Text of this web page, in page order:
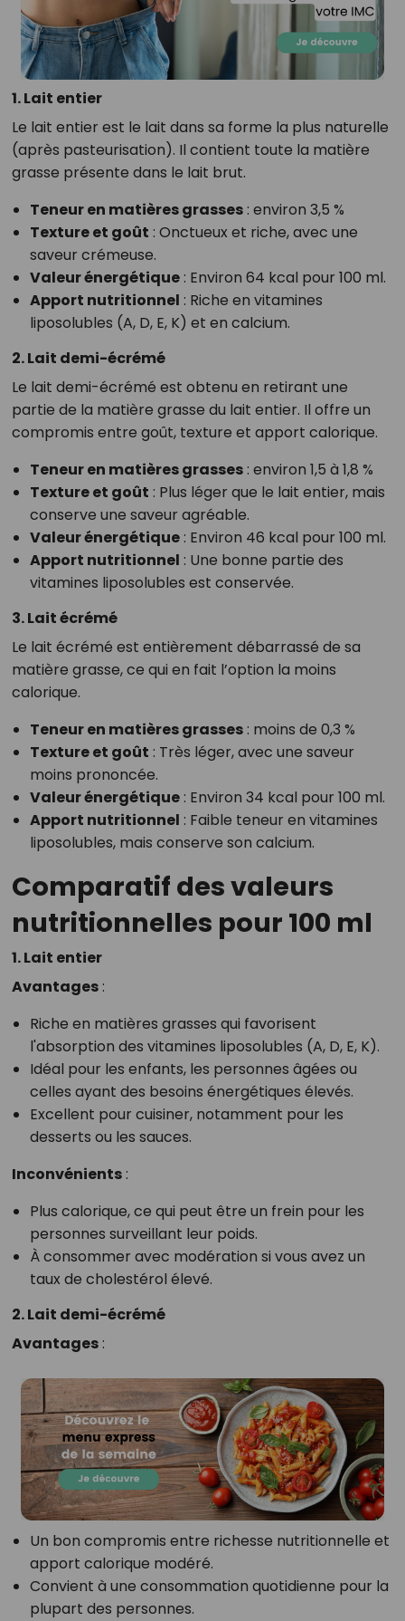
1. Lait entier
Le lait entier est le lait dans sa forme la plus naturelle
(après pasteurisation). Il contient toute la matière
grasse présente dans le lait brut.
Teneur en matières grasses: environ 3,5 %
Texture et goût : Onctueux et riche, avec une
saveur crémeuse.
Valeur énergétique: Environ 64 kcal pour 100 ml.
Apport nutritionnel : Riche en vitamines
liposolubles (A, D, E, K) et en calcium.
2. Lait demi-écrémé
Le lait demi-écrémé est obtenu en retirant une
partie de la matière grasse du lait entier. Il offre un
compromis entre goût, texture et apport calorique.
Teneur en matières grasses: environ 1,5 à 1,8 %
Texture et goût : Plus léger que le lait entier, mais
conserve une saveur agréable.
Valeur énergétique: Environ 46 kcal pour 100 ml.
Apport nutritionnel : Une bonne partie des
vitamines liposolubles est conservée.
3. Lait écrémé
Le lait écrémé est entièrement débarrassé de sa
matière grasse, ce qui en fait l’option la moins
calorique.
Teneur en matières grasses: moins de 0,3 %
Texture et goût : Très léger, avec une saveur
moins prononcée.
Valeur énergétique: Environ 34 kcal pour 100 ml.
Apport nutritionnel : Faible teneur en vitamines
liposolubles, mais conserve son calcium.
Comparatif des valeurs
nutritionnelles pour 100 ml
1. Lait entier
Avantages:
Riche en matières grasses qui favorisent
l'absorption des vitamines liposolubles (A, D, E, K).
Idéal pour les enfants, les personnes âgées ou
celles ayant des besoins énergétiques élevés.
Excellent pour cuisiner, notamment pour les
desserts ou les sauces.
Inconvénients:
Plus calorique, ce qui peut être un frein pour les
personnes surveillant leur poids.
À consommer avec modération si vous avez un
taux de cholestérol élevé.
2. Lait demi-écrémé
Avantages:
Un bon compromis entre richesse nutritionnelle et
apport calorique modéré.
Convient à une consommation quotidienne pour la
plupart des personnes.